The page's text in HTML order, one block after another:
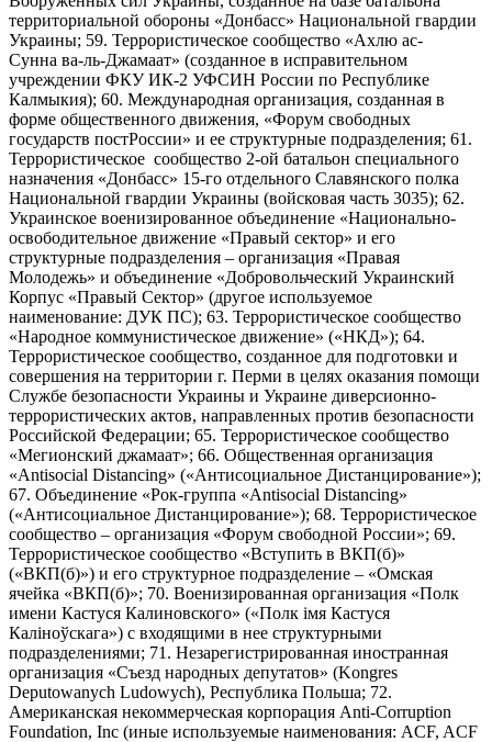
территориальной обороны «Донбасс» Национальной гвардии
Украины; 59. Террористическое сообщество «Ахлю ас-
Сунна ва-ль-Джамаат» (созданное в исправительном
учреждении ФКУ ИК-2 УФСИН России по Республике
Калмыкия); 60. Международная организация, созданная в
форме общественного движения, «Форум свободных
государств постРоссии» и ее структурные подразделения; 61.
Террористическое сообщество 2-ой батальон специального
назначения «Донбасс» 15-го отдельного Славянского полка
Национальной гвардии Украины (войсковая часть 3035); 62.
Украинское военизированное объединение «Национально-
освободительное движение «Правый сектор» и его
структурные подразделения – организация «Правая
Молодежь» и объединение «Добровольческий Украинский
Корпус «Правый Сектор» (другое используемое
наименование: ДУК ПС); 63. Террористическое сообщество
«Народное коммунистическое движение» («НКД»); 64.
Террористическое сообщество, созданное для подготовки и
совершения на территории г. Перми в целях оказания помощи
Службе безопасности Украины и Украине диверсионно-
террористических актов, направленных против безопасности
Российской Федерации; 65. Террористическое сообщество
«Мегионский джамаат»; 66. Общественная организация
«Antisocial Distancing» («Антисоциальное Дистанцирование»);
67. Объединение «Рок-группа «Antisocial Distancing»
(«Антисоциальное Дистанцирование»); 68. Террористическое
сообщество – организация «Форум свободной России»; 69.
Террористическое сообщество «Вступить в ВКП(б)»
(«ВКП(б)») и его структурное подразделение – «Омская
ячейка «ВКП(б)»; 70. Военизированная организация «Полк
имени Кастуся Калиновского» («Полк iмя Кастуся
Калiноўскага») с входящими в нее структурными
подразделениями; 71. Незарегистрированная иностранная
организация «Съезд народных депутатов» (Kongres
Deputowanych Ludowych), Республика Польша; 72.
Американская некоммерческая корпорация Anti-Corruption
Foundation, Inc (иные используемые наименования: ACF, ACF